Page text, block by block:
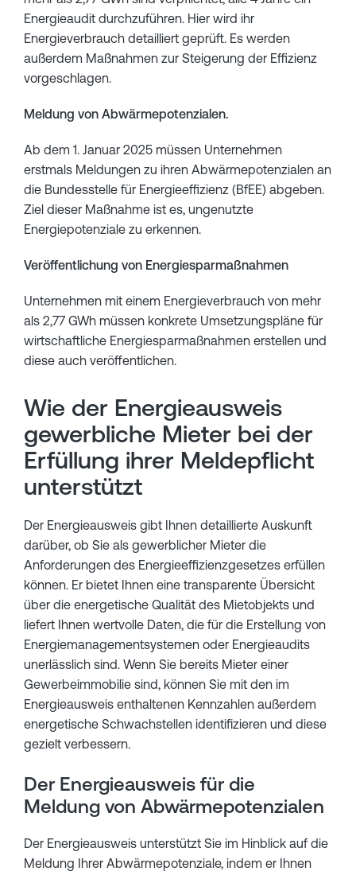
Energieaudit durchzuführen. Hier wird ihr
Energieverbrauch detailliert geprüft. Es werden
außerdem Maßnahmen zur Steigerung der Effizienz
vorgeschlagen.
Meldung von Abwärmepotenzialen.
Ab dem 1. Januar 2025 müssen Unternehmen
erstmals Meldungen zu ihren Abwärmepotenzialen an
die Bundesstelle für Energieeffizienz (BfEE) abgeben.
Ziel dieser Maßnahme ist es, ungenutzte
Energiepotenziale zu erkennen.
Veröffentlichung von Energiesparmaßnahmen
Unternehmen mit einem Energieverbrauch von mehr
als 2,77 GWh müssen konkrete Umsetzungspläne für
wirtschaftliche Energiesparmaßnahmen erstellen und
diese auch veröffentlichen.
Wie der Energieausweis
gewerbliche Mieter bei der
Erfüllung ihrer Meldepflicht
unterstützt
Der Energieausweis gibt Ihnen detaillierte Auskunft
darüber, ob Sie als gewerblicher Mieter die
Anforderungen des Energieeffizienzgesetzes erfüllen
können. Er bietet Ihnen eine transparente Übersicht
über die energetische Qualität des Mietobjekts und
liefert Ihnen wertvolle Daten, die für die Erstellung von
Energiemanagementsystemen oder Energieaudits
unerlässlich sind. Wenn Sie bereits Mieter einer
Gewerbeimmobilie sind, können Sie mit den im
Energieausweis enthaltenen Kennzahlen außerdem
energetische Schwachstellen identifizieren und diese
gezielt verbessern.
Der Energieausweis für die
Meldung von Abwärmepotenzialen
Der Energieausweis unterstützt Sie im Hinblick auf die
Meldung Ihrer Abwärmepotenziale, indem er Ihnen